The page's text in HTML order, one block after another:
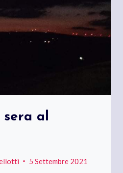
al
5 Settembre 2021